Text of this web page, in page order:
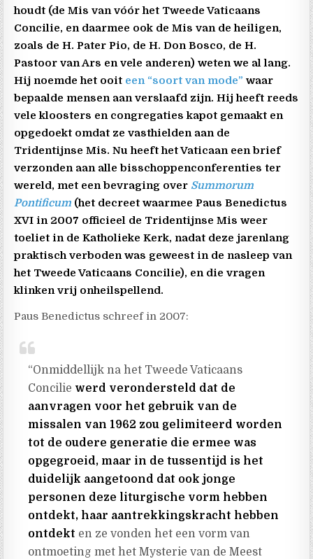
houdt (de Mis van vóór het Tweede Vaticaans
Concilie, en daarmee ook de Mis van de heiligen,
zoals de H. Pater Pio, de H. Don Bosco, de H.
Pastoor van Ars en vele anderen) weten we al lang.
Hij noemde het ooit een “soort van mode” waar
bepaalde mensen aan verslaafd zijn. Hij heeft reeds
vele kloosters en congregaties kapot gemaakt en
opgedoekt omdat ze vasthielden aan de
Tridentijnse Mis. Nu heeft het Vaticaan een brief
verzonden aan alle bisschoppenconferenties ter
wereld, met een bevraging over Summorum
Pontificum (het decreet waarmee Paus Benedictus
XVI in 2007 officieel de Tridentijnse Mis weer
toeliet in de Katholieke Kerk, nadat deze jarenlang
praktisch verboden was geweest in de nasleep van
het Tweede Vaticaans Concilie), en die vragen
klinken vrij onheilspellend.
Paus Benedictus schreef in 2007:
“Onmiddellijk na het Tweede Vaticaans
Concilie werd verondersteld dat de
aanvragen voor het gebruik van de
missalen van 1962 zou gelimiteerd worden
tot de oudere generatie die ermee was
opgegroeid, maar in de tussentijd is het
duidelijk aangetoond dat ook jonge
personen deze liturgische vorm hebben
ontdekt, haar aantrekkingskracht hebben
ontdekt en ze vonden het een vorm van
ontmoeting met het Mysterie van de Meest